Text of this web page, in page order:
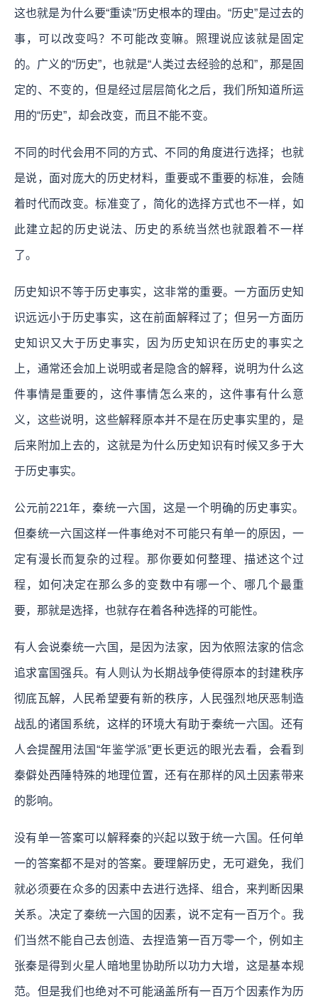
这也就是为什么要“重读”历史根本的理由。“历史”是过去的
事，可以改变吗？不可能改变嘛。照理说应该就是固定
的。广义的“历史”，也就是“人类过去经验的总和”，那是固
定的、不变的，但是经过层层简化之后，我们所知道所运
用的“历史”，却会改变，而且不能不变。
不同的时代会用不同的方式、不同的角度进行选择；也就
是说，面对庞大的历史材料，重要或不重要的标准，会随
着时代而改变。标准变了，简化的选择方式也不一样，如
此建立起的历史说法、历史的系统当然也就跟着不一样
了。
历史知识不等于历史事实，这非常的重要。一方面历史知
识远远小于历史事实，这在前面解释过了；但另一方面历
史知识又大于历史事实，因为历史知识在历史的事实之
上，通常还会加上说明或者是隐含的解释，说明为什么这
件事情是重要的，这件事情怎么来的，这件事有什么意
义，这些说明，这些解释原本并不是在历史事实里的，是
后来附加上去的，这就是为什么历史知识有时候又多于大
于历史事实。
公元前221年，秦统一六国，这是一个明确的历史事实。
但秦统一六国这样一件事绝对不可能只有单一的原因，一
定有漫长而复杂的过程。那你要如何整理、描述这个过
程，如何决定在那么多的变数中有哪一个、哪几个最重
要，那就是选择，也就存在着各种选择的可能性。
有人会说秦统一六国，是因为法家，因为依照法家的信念
追求富国强兵。有人则认为长期战争使得原本的封建秩序
彻底瓦解，人民希望要有新的秩序，人民强烈地厌恶制造
战乱的诸国系统，这样的环境大有助于秦统一六国。还有
人会提醒用法国“年鉴学派”更长更远的眼光去看，会看到
秦僻处西陲特殊的地理位置，还有在那样的风土因素带来
的影响。
没有单一答案可以解释秦的兴起以致于统一六国。任何单
一的答案都不是对的答案。要理解历史，无可避免，我们
就必须要在众多的因素中去进行选择、组合，来判断因果
关系。决定了秦统一六国的因素，说不定有一百万个。我
们当然不能自己去创造、去捏造第一百万零一个，例如主
张秦是得到火星人暗地里协助所以功力大增，这是基本规
范。但是我们也绝对不可能涵盖所有一百万个因素作为历